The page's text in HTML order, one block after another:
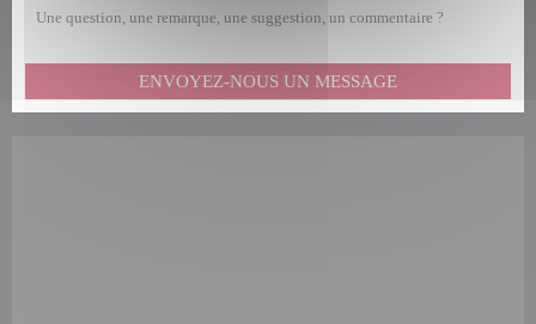
Une question, une remarque, une suggestion, un commentaire ?
ENVOYEZ-NOUS UN MESSAGE